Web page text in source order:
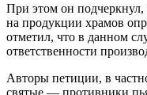
При этом он подчеркнул,
на продукции храмов
отметил, что в данном
ответственности
Авторы петиции, в
святые — противники